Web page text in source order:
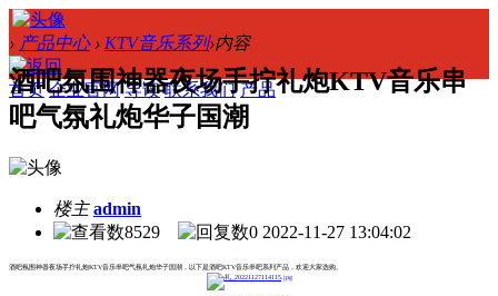
› 产品中心 › KTV音乐系列›内容
首页 企业官网 导读 联系我们 产品
酒吧氛围神器夜场手拧礼炮KTV音乐串
吧气氛礼炮华子国潮
楼主 admin
8529
0 2022-11-27 13:04:02
酒吧氛围神器夜场手拧礼炮KTV音乐串吧气氛礼炮华子国潮，以下是酒吧KTV音乐串吧系列产品，欢迎大家选购。